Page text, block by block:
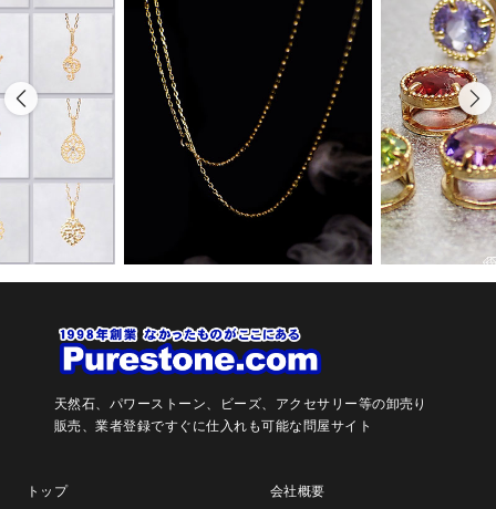
天然石、パワーストーン、ビーズ、アクセサリー等の卸売り
販売、業者登録ですぐに仕入れも可能な問屋サイト
トップ
会社概要